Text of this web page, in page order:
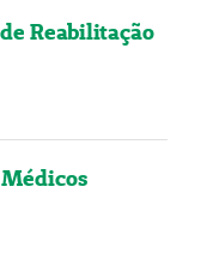
Reabilitação